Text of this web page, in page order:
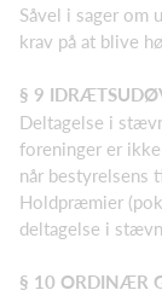
Såvel i sager om
krav på at blive
§ 9
Deltagelse i
foreninger er
når bestyrelsens
Holdpræmier
deltagelse i
§ 10 ORDINÆR